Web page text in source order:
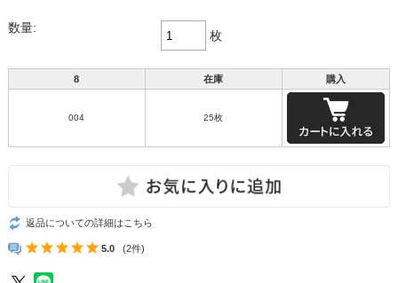
数量:
枚
8 在庫 購入
004 25枚
返品についての詳細はこちら
5.0 (2件)